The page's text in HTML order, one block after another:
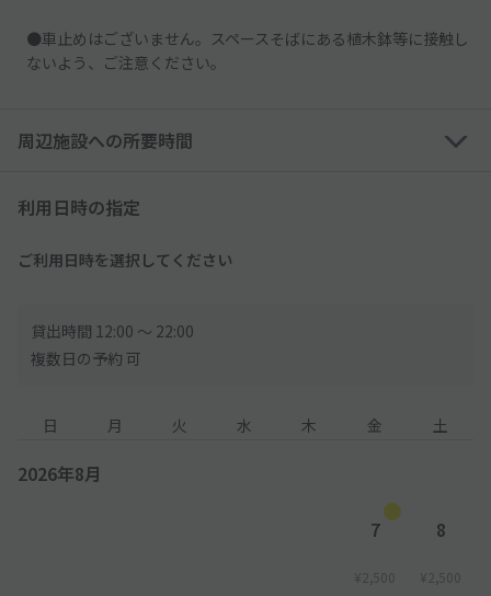
●車止めはございません。スペースそばにある植木鉢等に接触し
ないよう、ご注意ください。
周辺施設への所要時間
利用日時の指定
ご利用日時を選択してください
貸出時間 12:00 〜 22:00
複数日の予約 可
日 月 火 水 木 金 土
2026年8月
7
¥2,500
8
¥2,500